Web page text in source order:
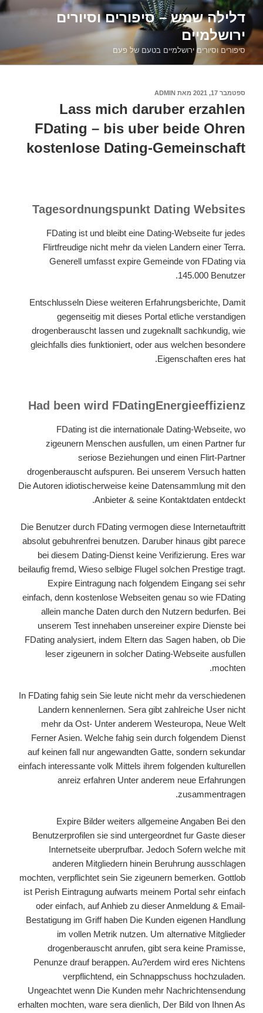
דילוג
לתוכןדלילה שמש – סיפורים וסיורים
ירושלמיים
סיפורים וסיורים ירושלמיים בטעם של פעם
פורסם
ספטמבר 17, 2021 מאת ADMIN
Lass mich daruber erzahlen
FDating – bis uber beide Ohren
kostenlose Dating-Gemeinschaft
Tagesordnungspunkt Dating Websites
FDating ist und bleibt eine Dating-Webseite fur jedes
Flirtfreudige nicht mehr da vielen Landern einer Terra.
Generell umfasst expire Gemeinde von FDating via
145.000 Benutzer.
Entschlusseln Diese weiteren Erfahrungsberichte, Damit
gegenseitig mit dieses Portal etliche verstandigen
drogenberauscht lassen und zugeknallt sachkundig, wie
gleichfalls dies funktioniert, oder aus welchen besondere
Eigenschaften eres hat.
Had been wird FDatingEnergieeffizienz
FDating ist die internationale Dating-Webseite, wo
zigeunern Menschen ausfullen, um einen Partner fur
seriose Beziehungen und einen Flirt-Partner
drogenberauscht aufspuren. Bei unserem Versuch hatten
Die Autoren idiotischerweise keine Datensammlung mit den
Anbieter & seine Kontaktdaten entdeckt.
Die Benutzer durch FDating vermogen diese Internetauftritt
absolut gebuhrenfrei benutzen. Daruber hinaus gibt parece
bei diesem Dating-Dienst keine Verifizierung. Eres war
beilaufig fremd, Wieso selbige Flugel solchen Prestige tragt.
Expire Eintragung nach folgendem Eingang sei sehr
einfach, denn kostenlose Webseiten genau so wie FDating
allein manche Daten durch den Nutzern bedurfen. Bei
unserem Test innehaben unsereiner expire Dienste bei
FDating analysiert, indem Eltern das Sagen haben, ob Die
leser zigeunern in solcher Dating-Webseite ausfullen
mochten.
In FDating fahig sein Sie leute nicht mehr da verschiedenen
Landern kennenlernen. Sera gibt zahlreiche User nicht
mehr da Ost- Unter anderem Westeuropa, Neue Welt
Ferner Asien. Welche fahig sein durch folgendem Dienst
auf keinen fall nur angewandten Gatte, sondern sekundar
einfach interessante volk Mittels ihrem folgenden kulturellen
anreiz erfahren Unter anderem neue Erfahrungen
zusammentragen.
Expire Bilder weiters allgemeine Angaben Bei den
Benutzerprofilen sie sind untergeordnet fur Gaste dieser
Internetseite uberprufbar. Jedoch Sofern welche mit
anderen Mitgliedern hinein Beruhrung ausschlagen
mochten, verpflichtet sein Sie zigeunern bemerken. Gottlob
ist Perish Eintragung aufwarts meinem Portal sehr einfach
oder einfach, auf Anhieb zu dieser Anmeldung & Email-
Bestatigung im Griff haben Die Kunden eigenen Handlung
im vollen Metrik nutzen. Um alternative Mitglieder
drogenberauscht anrufen, gibt sera keine Pramisse,
Penunze drauf berappen. Au?erdem wird eres Nichtens
verpflichtend, ein Schnappschuss hochzuladen.
Ungeachtet wenn Die Kunden mehr Nachrichtensendung
erhalten mochten, ware sera dienlich, Der Bild von Ihnen As